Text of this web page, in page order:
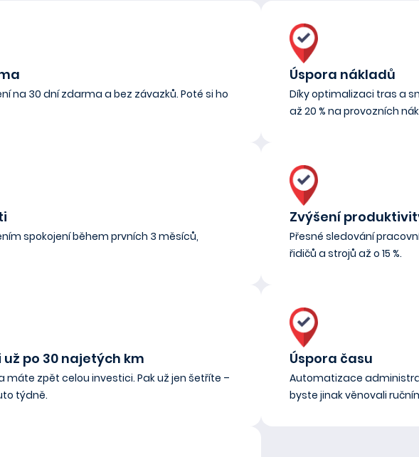
na 30 dní zdarma a bez závazků. Poté si ho
Úspora nákladů
Díky optimalizaci tras a
až 20 % na provozních
spokojení během prvních 3 měsíců,
Zvýšení
Přesné sledování
řidičů a strojů až o 15 %.
po 30 najetých km
máte zpět celou investici. Pak už jen šetříte –
týdně.
Úspora času
Automatizace
byste jinak věnovali